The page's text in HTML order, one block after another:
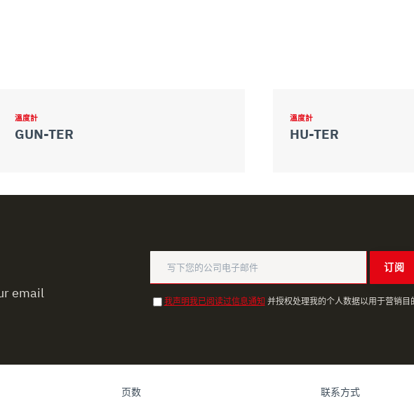
溫度計
GUN-TER
溫度計
HU-TER
email
订阅
我声明我已阅读过信息通知 并授权处理我的个人数据以用于营销目
页数
联系方式